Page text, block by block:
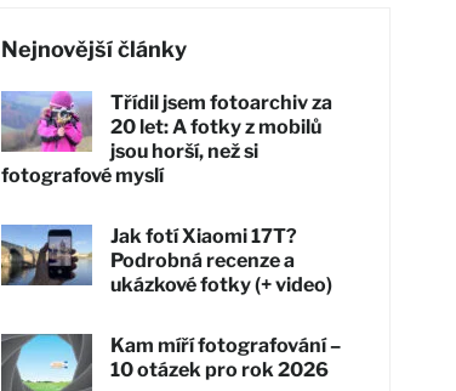
Nejnovější články
Třídil jsem fotoarchiv za
20 let: A fotky z mobilů
jsou horší, než si
fotografové myslí
Jak fotí Xiaomi 17T?
Podrobná recenze a
ukázkové fotky (+ video)
Kam míří fotografování –
10 otázek pro rok 2026